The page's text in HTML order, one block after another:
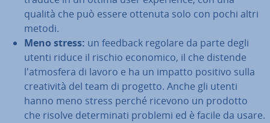
qualità che può essere ottenuta solo con pochi altri
metodi.
Meno stress: un feedback regolare da parte degli
utenti riduce il rischio economico, il che distende
l'at­mo­sfe­ra di lavoro e ha un impatto positivo sulla
crea­ti­vi­tà del team di progetto. Anche gli utenti
hanno meno stress perché ricevono un prodotto
che risolve de­ter­mi­na­ti problemi ed è facile da usare.